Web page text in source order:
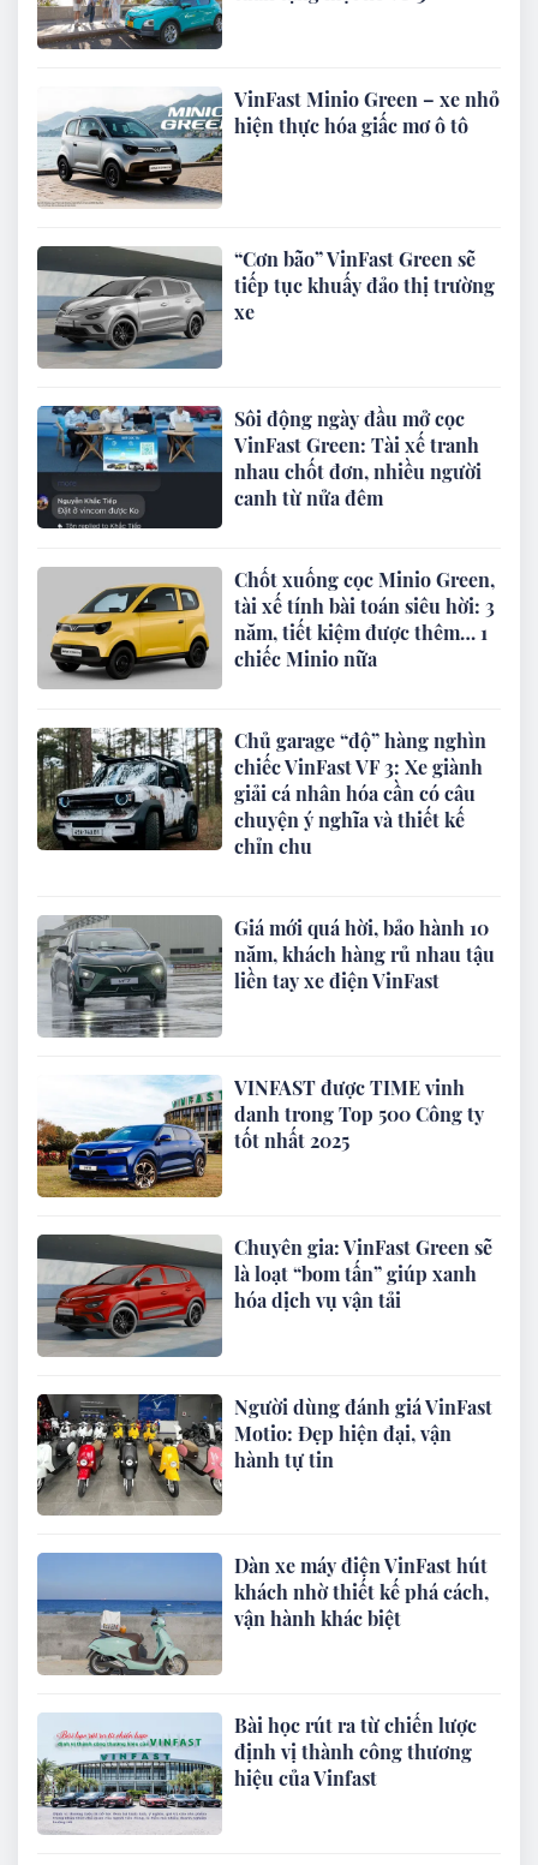
VinFast Minio Green – xe nhỏ
hiện thực hóa giấc mơ ô tô
“Cơn bão” VinFast Green sẽ
tiếp tục khuấy đảo thị trường
xe
Sôi động ngày đầu mở cọc
VinFast Green: Tài xế tranh
nhau chốt đơn, nhiều người
canh từ nửa đêm
Chốt xuống cọc Minio Green,
tài xế tính bài toán siêu hời: 3
năm, tiết kiệm được thêm… 1
chiếc Minio nữa
Chủ garage “độ” hàng nghìn
chiếc VinFast VF 3: Xe giành
giải cá nhân hóa cần có câu
chuyện ý nghĩa và thiết kế
chỉn chu
Giá mới quá hời, bảo hành 10
năm, khách hàng rủ nhau tậu
liền tay xe điện VinFast
VINFAST được TIME vinh
danh trong Top 500 Công ty
tốt nhất 2025
Chuyên gia: VinFast Green sẽ
là loạt “bom tấn” giúp xanh
hóa dịch vụ vận tải
Người dùng đánh giá VinFast
Motio: Đẹp hiện đại, vận
hành tự tin
Dàn xe máy điện VinFast hút
khách nhờ thiết kế phá cách,
vận hành khác biệt
Bài học rút ra từ chiến lược
định vị thành công thương
hiệu của Vinfast